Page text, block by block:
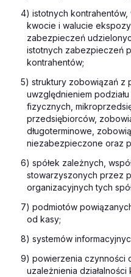
4) istotnych kontrahentów,
kwocie i walucie
zabezpieczeń
istotnych zabezpieczeń
kontrahentów;
5) struktury zobowiązań z
uwzględnieniem
fizycznych,
przedsiębiorców,
długoterminowe,
niezabezpieczone oraz
6) spółek zależnych,
stowarzyszonych przez
organizacyjnych tych
7) podmiotów
od kasy;
8) systemów
9) powierzenia czynności
uzależnienia